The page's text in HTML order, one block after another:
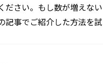
ださい。もし数が増えない
記事でご紹介した方法を試